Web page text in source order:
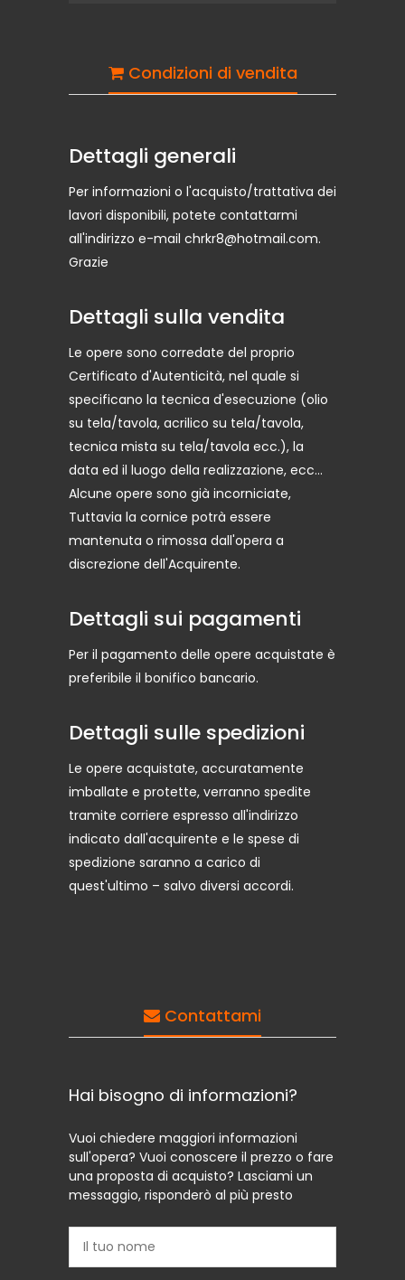
Condizioni di vendita
Dettagli generali
Per informazioni o l'acquisto/trattativa dei
lavori disponibili, potete contattarmi
all'indirizzo e-mail chrkr8@hotmail.com.
Grazie
Dettagli sulla vendita
Le opere sono corredate del proprio
Certificato d'Autenticità, nel quale si
specificano la tecnica d'esecuzione (olio
su tela/tavola, acrilico su tela/tavola,
tecnica mista su tela/tavola ecc.), la
data ed il luogo della realizzazione, ecc...
Alcune opere sono già incorniciate,
Tuttavia la cornice potrà essere
mantenuta o rimossa dall'opera a
discrezione dell'Acquirente.
Dettagli sui pagamenti
Per il pagamento delle opere acquistate è
preferibile il bonifico bancario.
Dettagli sulle spedizioni
Le opere acquistate, accuratamente
imballate e protette, verranno spedite
tramite corriere espresso all'indirizzo
indicato dall'acquirente e le spese di
spedizione saranno a carico di
quest'ultimo – salvo diversi accordi.
Contattami
Hai bisogno di informazioni?
Vuoi chiedere maggiori informazioni
sull'opera? Vuoi conoscere il prezzo o fare
una proposta di acquisto? Lasciami un
messaggio, risponderò al più presto